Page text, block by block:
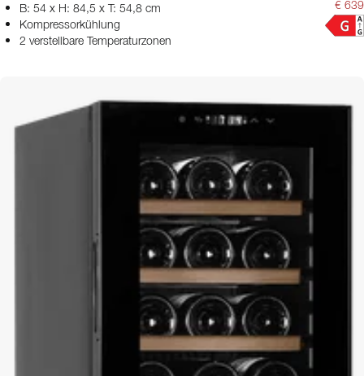
B: 54 x H: 84,5 x T: 54,8 cm
Kompressorkühlung
2 verstellbare Temperaturzonen
€ 639